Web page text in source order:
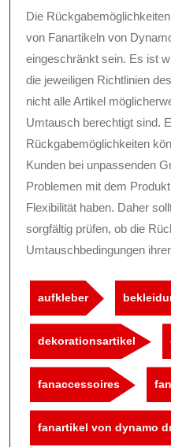
Die
von Fanartikeln von
eingeschränkt sein. Es ist
die jeweiligen Richtlinien
nicht alle Artikel
Umtausch berechtigt sind.
Rückgabemöglichkeiten
Kunden bei unpassenden
Problemen mit dem
Flexibilität haben. Daher
sorgfältig prüfen, ob die
Umtauschbedingungen
aufkleber
dekorationsartikel
fanaccessoires
fanartikel von dynamo